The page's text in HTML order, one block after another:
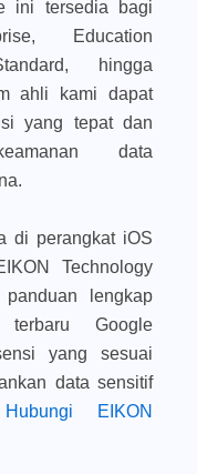
ini tersedia bagi
Education
hingga
ahli kami dapat
yang tepat dan
data
di perangkat iOS
Technology
lengkap
Google
yang sesuai
data sensitif
Hubungi EIKON